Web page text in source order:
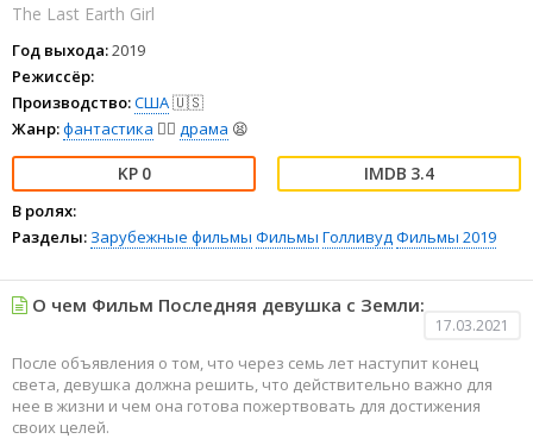
The Last Earth Girl
Год выхода:2019
Режиссёр:
Производство:США🇺🇸
Жанр:фантастика 🧙‍♀️ драма 😫
0 3.4
В ролях:
Разделы: Зарубежные фильмы Фильмы ГолливудФильмы 2019
О чем Фильм Последняя девушка с Земли:
17.03.2021
После объявления о том, что через семь лет наступит конец
света, девушка должна решить, что действительно важно для
нее в жизни и чем она готова пожертвовать для достижения
своих целей.